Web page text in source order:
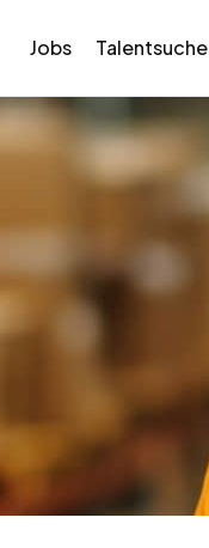
Jobs Talentsuche